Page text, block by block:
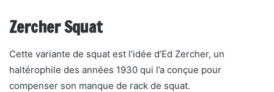
Zercher Squat
Cette variante de squat est l’idée d’Ed Zercher, un
haltérophile des années 1930 qui l’a conçue pour
compenser son manque de rack de squat.